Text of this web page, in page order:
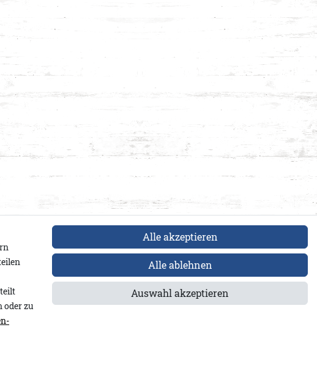
2.2607.01.004-60269-M
A&Co
oder zu
Alle akzeptieren
Alle ablehnen
Auswahl akzeptieren